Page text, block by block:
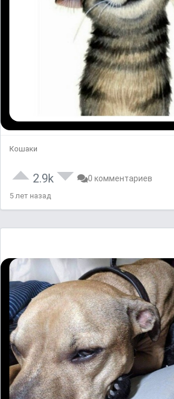
Кошаки
2.9k 0 комментариев
5 лет назад